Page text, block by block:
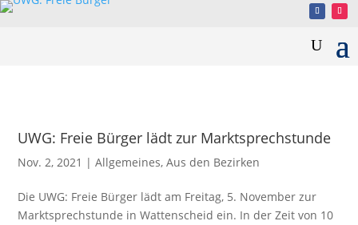
UWG: Freie Bürger lädt zur Marktsprechstunde
Nov. 2, 2021 |Allgemeines,Aus den Bezirken
Die UWG: Freie Bürger lädt am Freitag, 5. November zur
Marktsprechstunde in Wattenscheid ein. In der Zeit von 10